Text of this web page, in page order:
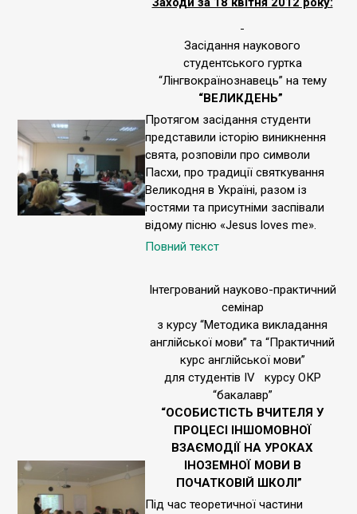
Засідання наукового
студентського гуртка
“Лінгвокраїнознавець” на тему
“ВЕЛИКДЕНЬ”
Протягом засідання студенти
представили історію виникнення
свята, розповіли про символи
Пасхи, про традиції святкування
Великодня в Україні, разом із
гостями та присутніми заспівали
відому пісню «Jesus loves me».
Повний текст
Інтегрований науково-практичний
семінар
з курсу “Методика викладання
англійської мови” та “Практичний
курс англійської мови”
для студентів IV курсу ОКР
“бакалавр”
“ОСОБИСТІСТЬ ВЧИТЕЛЯ У
ПРОЦЕСІ ІНШОМОВНОЇ
ВЗАЄМОДІЇ НА УРОКАХ
ІНОЗЕМНОЇ МОВИ В
ПОЧАТКОВІЙ ШКОЛІ”
Під час теоретичної частини